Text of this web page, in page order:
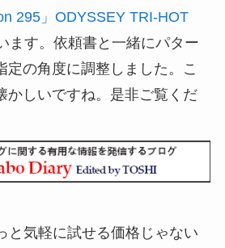
295」ODYSSEY TRI-HOT
ます。依頼書と一緒にパター
定の角度に調整しました。こ
かしいですね。是非ご覧くだ
気軽に試せる価格じゃない